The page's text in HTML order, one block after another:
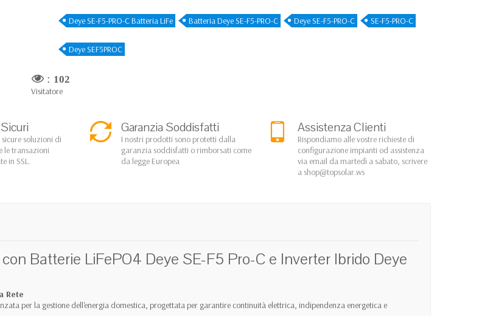
Deye SE-F5-PRO-C Batteria LiFe Batteria Deye SE-F5-PRO-C Deye SE-F5-PRO-C SE-F5-PRO-C
Deye SEF5PROC
: 102
Visitatore
soluzioni di
le transazioni
in SSL.
Garanzia Soddisfatti
I nostri prodotti sono protetti dalla
garanzia soddisfatti o rimborsati come
da legge Europea
Assistenza Clienti
Rispondiamo alle vostre richieste di
configurazione impianti od assistenza
via email da martedì a sabato, scrivere
a shop@topsolar.ws
Batterie LiFePO4 Deye SE-F5 Pro-C e Inverter Ibrido Deye
Rete
per la gestione dell'energia domestica, progettata per garantire continuità elettrica, indipendenza energetica e